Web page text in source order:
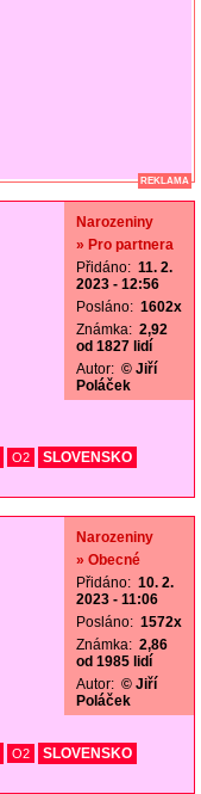
REKLAMA
Narozeniny
» Pro partnera
Přidáno: 11. 2.
2023 - 12:56
Posláno: 1602x
Známka: 2,92
od 1827 lidí
Autor: © Jiří
Poláček
O2
SLOVENSKO
Narozeniny
» Obecné
Přidáno: 10. 2.
2023 - 11:06
Posláno: 1572x
Známka: 2,86
od 1985 lidí
Autor: © Jiří
Poláček
O2
SLOVENSKO